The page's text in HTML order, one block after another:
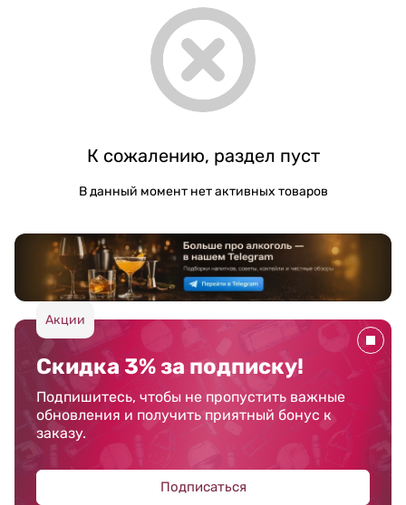
К сожалению, раздел пуст
В данный момент нет активных товаров
Акции
Скидка 3% за подписку!
Подпишитесь, чтобы не пропустить важные
обновления и получить приятный бонус к
заказу.
Подписаться